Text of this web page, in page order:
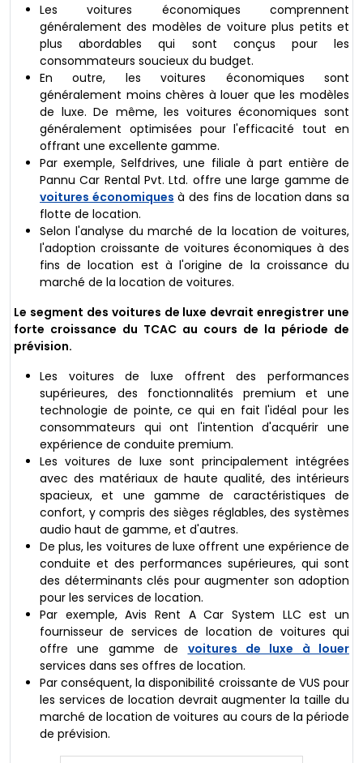
Les voitures économiques comprennent
généralement des modèles de voiture plus petits et
plus abordables qui sont conçus pour les
consommateurs soucieux du budget.
En outre, les voitures économiques sont
généralement moins chères à louer que les modèles
de luxe. De même, les voitures économiques sont
généralement optimisées pour l'efficacité tout en
offrant une excellente gamme.
Par exemple, Selfdrives, une filiale à part entière de
Pannu Car Rental Pvt. Ltd. offre une large gamme de
voitures économiques à des fins de location dans sa
flotte de location.
Selon l'analyse du marché de la location de voitures,
l'adoption croissante de voitures économiques à des
fins de location est à l'origine de la croissance du
marché de la location de voitures.
Le segment des voitures de luxe devrait enregistrer une
forte croissance du TCAC au cours de la période de
prévision.
Les voitures de luxe offrent des performances
supérieures, des fonctionnalités premium et une
technologie de pointe, ce qui en fait l'idéal pour les
consommateurs qui ont l'intention d'acquérir une
expérience de conduite premium.
Les voitures de luxe sont principalement intégrées
avec des matériaux de haute qualité, des intérieurs
spacieux, et une gamme de caractéristiques de
confort, y compris des sièges réglables, des systèmes
audio haut de gamme, et d'autres.
De plus, les voitures de luxe offrent une expérience de
conduite et des performances supérieures, qui sont
des déterminants clés pour augmenter son adoption
pour les services de location.
Par exemple, Avis Rent A Car System LLC est un
fournisseur de services de location de voitures qui
offre une gamme de voitures de luxe à louer
services dans ses offres de location.
Par conséquent, la disponibilité croissante de VUS pour
les services de location devrait augmenter la taille du
marché de location de voitures au cours de la période
de prévision.